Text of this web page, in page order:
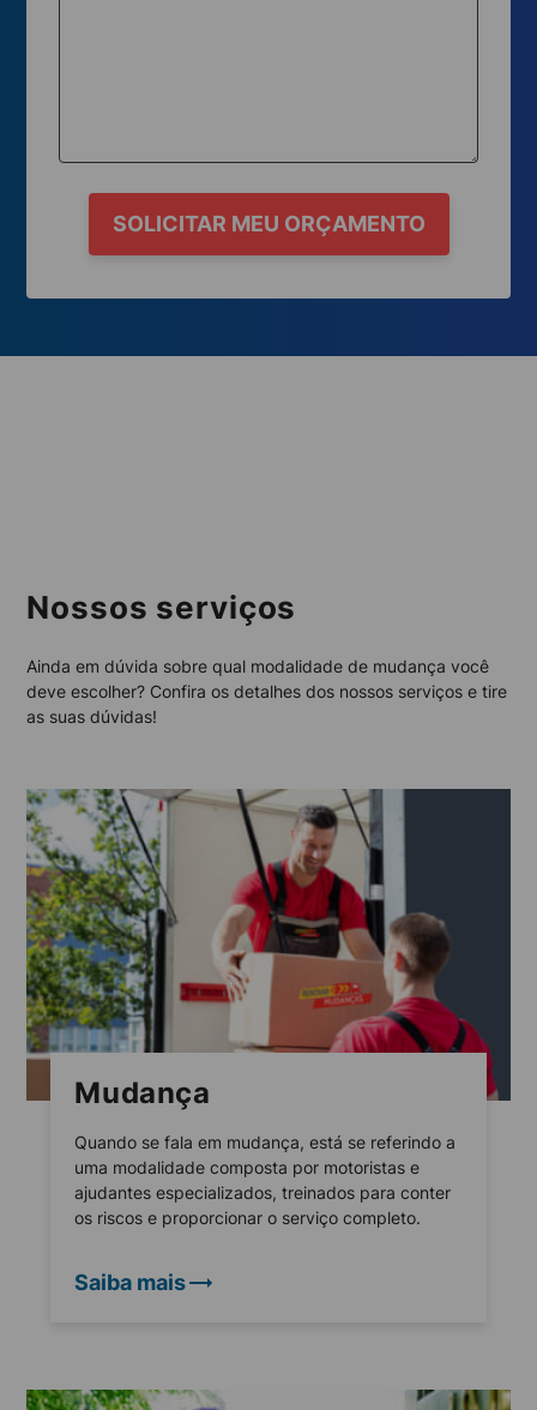
SOLICITAR MEU ORÇAMENTO
Nossos serviços
Ainda em dúvida sobre qual modalidade de mudança você
deve escolher? Confira os detalhes dos nossos serviços e tire
as suas dúvidas!
Mudança
Quando se fala em mudança, está se referindo a
uma modalidade composta por motoristas e
ajudantes especializados, treinados para conter
os riscos e proporcionar o serviço completo.
Saiba mais